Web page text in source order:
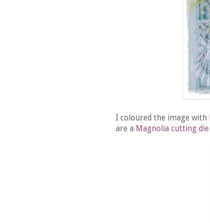
I coloured the image with
are a Magnolia cutting die